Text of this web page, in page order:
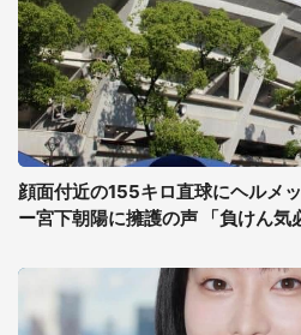
顔面付近の155キロ直球にヘルメ
ー宮下朝陽に擁護の声 「負けん気